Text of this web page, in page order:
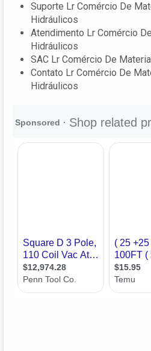
Suporte Lr Comércio De
Hidráulicos
Atendimento Lr Comércio
Hidráulicos
SAC Lr Comércio De
Contato Lr Comércio De
Hidráulicos